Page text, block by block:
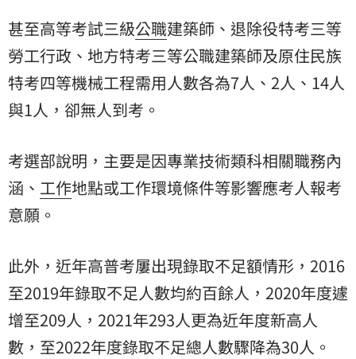
甚至高等考試三級公職建築師、退除役特考三等
勞工行政、地方特考三等公職建築師及原住民族
特考四等機械工程需用人數各為7人、2人、14人
與1人，卻無人到考。
考選部說明，主要是因專業技術類科相關職務內
涵、 工作地點或工作環境條件等影響應考人報考
意願。
此外，近年高普考屢出現錄取不足額情形，2016
至2019年錄取不足人數均約百餘人，2020年度遽
增至209人，2021年293人更為近年度新高人
數，至2022年度錄取不足總人數驟降為30人。